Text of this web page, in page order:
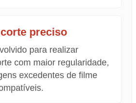
preciso
para realizar
com maior regularidade,
excedentes de filme